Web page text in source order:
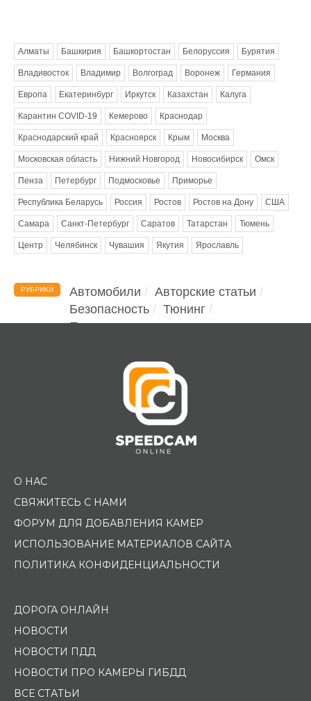
Алматы Башкирия Башкортостан Белоруссия Бурятия
Владивосток Владимир Волгоград Воронеж Германия
Европа Екатеринбург Иркутск Казахстан Калуга
Карантин COVID-19 Кемерово Краснодар
Краснодарский край Красноярск Крым Москва
Московская область Нижний Новгород Новосибирск Омск
Пенза Петербург Подмосковье Приморье
Республика Беларусь Россия Ростов Ростов на Дону США
Самара Санкт-Петербург Саратов Татарстан Тюмень
Центр Челябинск Чувашия Якутия Ярославль
РУБРИКИ Автомобили
Авторские статьи
Безопасность
Тюнинг
Помощь водителю
О НАС
СВЯЖИТЕСЬ С НАМИ
ФОРУМ ДЛЯ ДОБАВЛЕНИЯ КАМЕР
ИСПОЛЬЗОВАНИЕ МАТЕРИАЛОВ САЙТА
ПОЛИТИКА КОНФИДЕНЦИАЛЬНОСТИ
ДОРОГА ОНЛАЙН
НОВОСТИ
НОВОСТИ ПДД
НОВОСТИ ПРО КАМЕРЫ ГИБДД
ВСЕ СТАТЬИ